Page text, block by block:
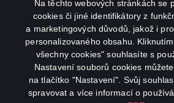
Na těchto webových stránkách se
cookies či jiné identifikátory z
a marketingových důvodů, jakož i
personalizovaného obsahu.
všechny cookies" souhlasíte s
Nastavení souborů cookies
na tlačítko "Nastavení". Svůj
spravovat a více informací o
facebook